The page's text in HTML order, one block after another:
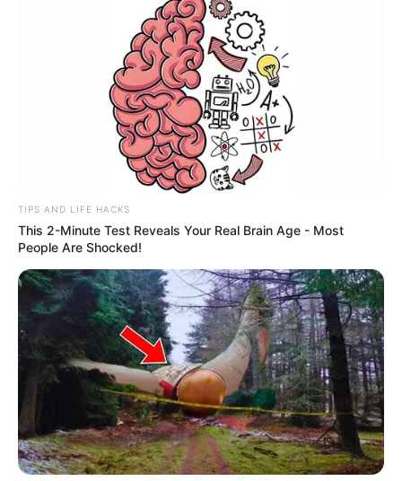
TIPS AND LIFE HACKS
This 2-Minute Test Reveals Your Real Brain Age - Most
People Are Shocked!